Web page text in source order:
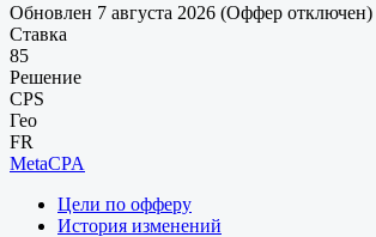
Обновлен 7 августа 2026 (Оффер отключен)
Ставка
85
Решение
CPS
Гео
FR
MetaCPA
Цели по офферу
История изменений